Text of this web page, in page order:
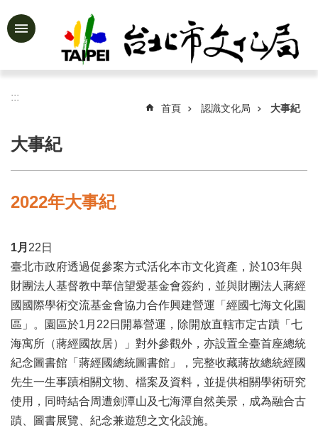
跳到主要內容區塊
進
告
訊
識
文
化
局
業
務
目
臺
北
藝
:::
首頁 認識文化局 大事紀
大事紀
2022年大事紀
1月 22日
臺北市政府透過促參案方式活化本市文化資產，於103年與
財團法人基督教中華信望愛基金會簽約，並與財團法人蔣經
國國際學術交流基金會協力合作興建營運「經國七海文化園
區」。園區於1月22日開幕營運，除開放直轄市定古蹟「七
海寓所（蔣經國故居）」對外參觀外，亦設置全臺首座總統
紀念圖書館「蔣經國總統圖書館」，完整收藏蔣故總統經國
先生一生事蹟相關文物、檔案及資料，並提供相關學術研究
使用，同時結合周遭劍潭山及七海潭自然美景，成為融合古
蹟、圖書展覽、紀念兼遊憩之文化設施。